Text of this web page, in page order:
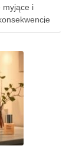
myjące i
efektywnym